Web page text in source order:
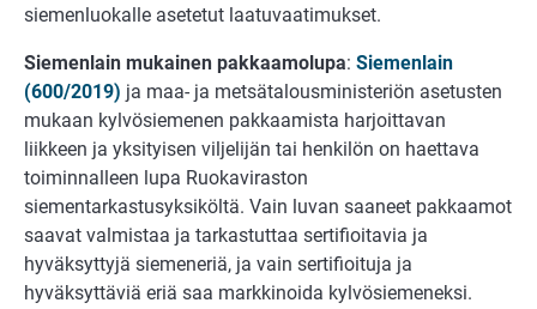
siemenluokalle asetetut laatuvaatimukset.
Siemenlain mukainen pakkaamolupa: Siemenlain
(600/2019) ja maa- ja metsätalousministeriön asetusten
mukaan kylvösiemenen pakkaamista harjoittavan
liikkeen ja yksityisen viljelijän tai henkilön on haettava
toiminnalleen lupa Ruokaviraston
siementarkastusyksiköltä. Vain luvan saaneet pakkaamot
saavat valmistaa ja tarkastuttaa sertifioitavia ja
hyväksyttyjä siemeneriä, ja vain sertifioituja ja
hyväksyttäviä eriä saa markkinoida kylvösiemeneksi.